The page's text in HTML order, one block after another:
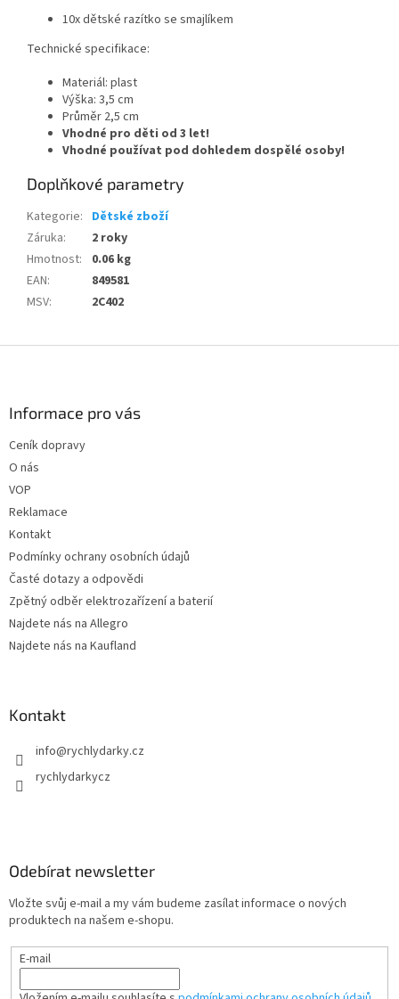
10x dětské razítko se smajlíkem
Technické specifikace:
Materiál: plast
Výška: 3,5 cm
Průměr 2,5 cm
Vhodné pro děti od 3 let!
Vhodné používat pod dohledem dospělé osoby!
Doplňkové parametry
Kategorie: Dětské zboží
Záruka:
2 roky
Hmotnost:
0.06 kg
EAN:
849581
MSV: 2C402
Informace pro vás
Ceník dopravy
O nás
VOP
Reklamace
Kontakt
Podmínky ochrany osobních údajů
Časté dotazy a odpovědi
Zpětný odběr elektrozařízení a baterií
Najdete nás na Allegro
Najdete nás na Kaufland
Kontakt
info@rychlydarky.cz
rychlydarkycz
Odebírat newsletter
Vložte svůj e-mail a my vám budeme zasílat informace o nových
produktech na našem e-shopu.
E-mail